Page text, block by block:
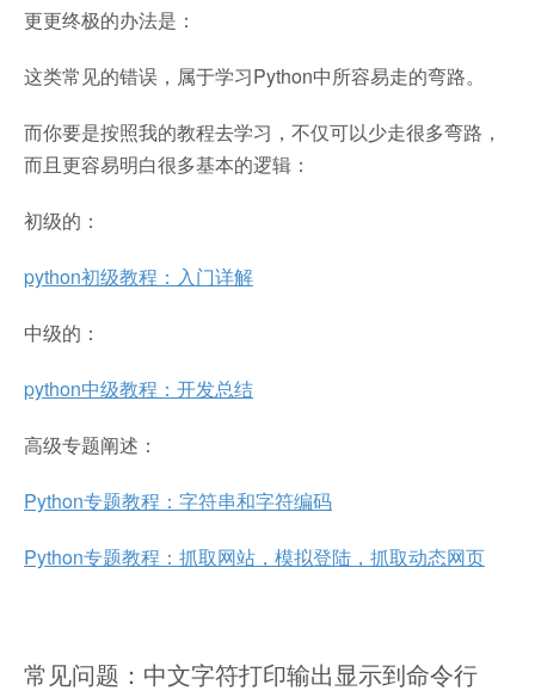
更更终极的办法是：
这类常见的错误，属于学习Python中所容易走的弯路。
而你要是按照我的教程去学习，不仅可以少走很多弯路，
而且更容易明白很多基本的逻辑：
初级的：
python初级教程：入门详解
中级的：
python中级教程：开发总结
高级专题阐述：
Python专题教程：字符串和字符编码
Python专题教程：抓取网站，模拟登陆，抓取动态网页
常见问题：中文字符打印输出显示到命令行